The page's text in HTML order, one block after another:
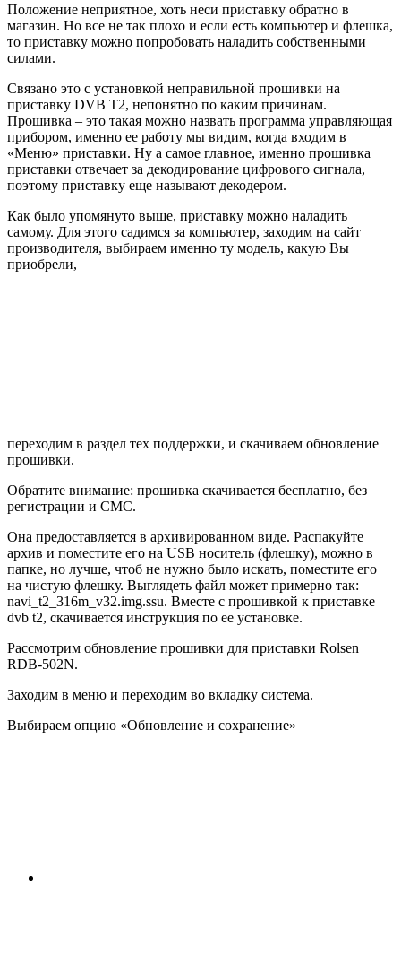
Положение неприятное, хоть неси приставку обратно в
магазин. Но все не так плохо и если есть компьютер и флешка,
то приставку можно попробовать наладить собственными
силами.
Связано это с установкой неправильной прошивки на
приставку DVB T2, непонятно по каким причинам.
Прошивка – это такая можно назвать программа управляющая
прибором, именно ее работу мы видим, когда входим в
«Меню» приставки. Ну а самое главное, именно прошивка
приставки отвечает за декодирование цифрового сигнала,
поэтому приставку еще называют декодером.
Как было упомянуто выше, приставку можно наладить
самому. Для этого садимся за компьютер, заходим на сайт
производителя, выбираем именно ту модель, какую Вы
приобрели,
переходим в раздел тех поддержки, и скачиваем обновление
прошивки.
Обратите внимание: прошивка скачивается бесплатно, без
регистрации и СМС.
Она предоставляется в архивированном виде. Распакуйте
архив и поместите его на USB носитель (флешку), можно в
папке, но лучше, чтоб не нужно было искать, поместите его
на чистую флешку. Выглядеть файл может примерно так:
navi_t2_316m_v32.img.ssu. Вместе с прошивкой к приставке
dvb t2, скачивается инструкция по ее установке.
Рассмотрим обновление прошивки для приставки Rolsen
RDB-502N.
Заходим в меню и переходим во вкладку система.
Выбираем опцию «Обновление и сохранение»